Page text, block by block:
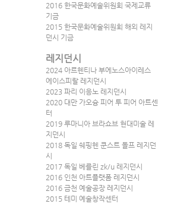
2016 한국문화예술위원회 국제교류
기금
2015 한국문화예술위원회 해외 레지
던시 기금
레지던시
2024 아르헨티나 부에노스아이레스
에이스피랄 레지던시
2023 파리 이응노 레지던시
2020 대만 가오슝 피어 투 피어 아트센
터
2019 루마니아 브라쇼브 현대미술 레
지던시
2018 독일 쉐핑헨 쿤스트 돌프 레지던
시
2017 독일 베를린 zk/u 레지던시
2016 인천 아트플랫폼 레지던시
2016 금천 예술공장 레지던시
2015 테미 예술창작센터